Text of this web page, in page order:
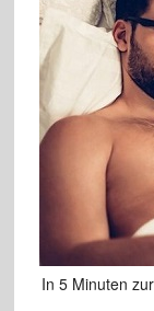
In 5 Minuten